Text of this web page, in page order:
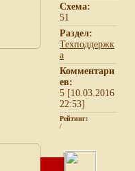
Схема:
51
Раздел:
Техподдержк
а
Комментари
ев:
5 [10.03.2016
22:53]
Рейтинг:
/